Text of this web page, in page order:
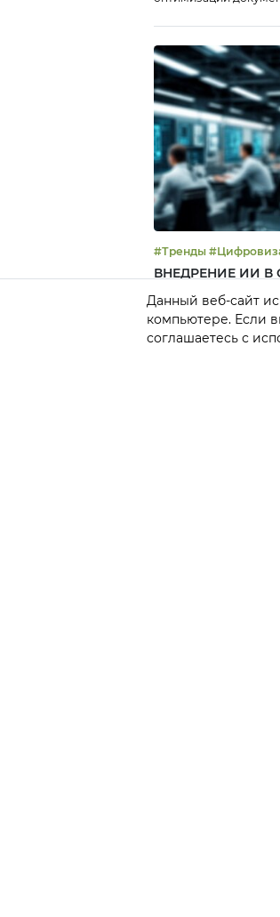
#Тренды
ВНЕДРЕНИЕ ИИ В
Константин Стецык,
начинать выбор
Данный веб-сайт
компьютере. Если
соглашаетесь с